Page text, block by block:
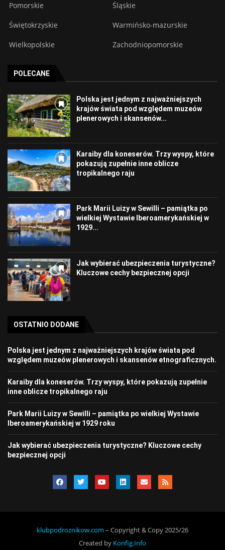
Pomorskie Śląskie
Świętokrzyskie Warmińsko-mazurskie
Wielkopolskie Zachodniopomorskie
POLECANE
Polska jest jednym z najważniejszych
krajów świata pod względem muzeów
plenerowych i skansenów...
Karaiby dla koneserów. Trzy wyspy, które
pokazują zupełnie inne oblicze
tropikalnego raju
Park Marii Luizy w Sewilli – pamiątka po
wielkiej Wystawie Iberoamerykańskiej w
1929...
Jak wybierać ubezpieczenia turystyczne?
Kluczowe cechy bezpiecznej opcji
OSTATNIO DODANE
Polska jest jednym z najważniejszych krajów świata pod
względem muzeów plenerowych i skansenów etnograficznych.
Karaiby dla koneserów. Trzy wyspy, które pokazują zupełnie
inne oblicze tropikalnego raju
Park Marii Luizy w Sewilli – pamiątka po wielkiej Wystawie
Iberoamerykańskiej w 1929 roku
Jak wybierać ubezpieczenia turystyczne? Kluczowe cechy
bezpiecznej opcji
klubpodroznikow.com – Copyright & Copy 2025/26
Created by Konfig.Info